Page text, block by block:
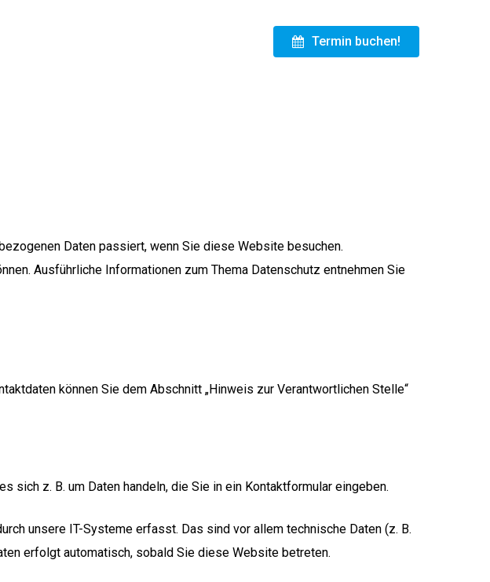
Termin buchen!
Daten passiert, wenn Sie diese Website besuchen.
Ausführliche Informationen zum Thema Datenschutz entnehmen Sie
können Sie dem Abschnitt „Hinweis zur Verantwortlichen Stelle“
sich z. B. um Daten handeln, die Sie in ein Kontaktformular eingeben.
unsere IT-Systeme erfasst. Das sind vor allem technische Daten (z. B.
erfolgt automatisch, sobald Sie diese Website betreten.